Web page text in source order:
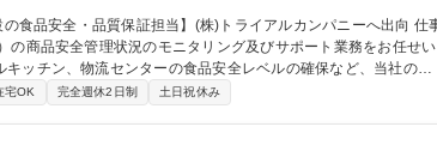
の商品安全管理状況のモニタリング及びサポート業務をお任せい
ッチン、物流センターの食品安全レベルの確保など、当社のビ
宅OK 完全週休2日制 土日祝休み